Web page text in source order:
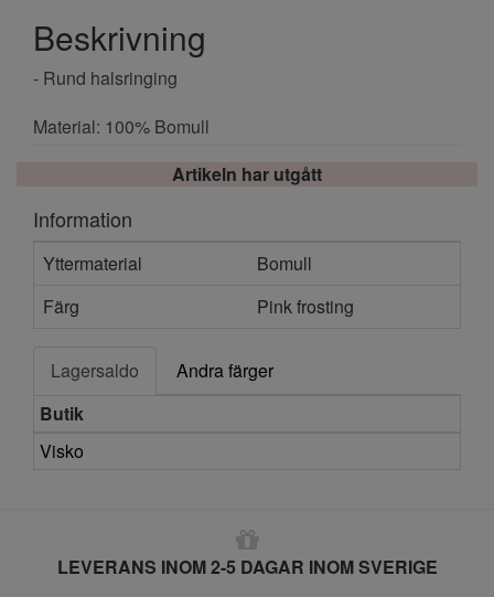
Beskrivning
- Rund halsringing
Material: 100% Bomull
Artikeln har utgått
Information
Yttermaterial
Bomull
Färg
Pink frosting
Lagersaldo
Andra färger
Butik
Visko
LEVERANS INOM 2-5 DAGAR INOM SVERIGE